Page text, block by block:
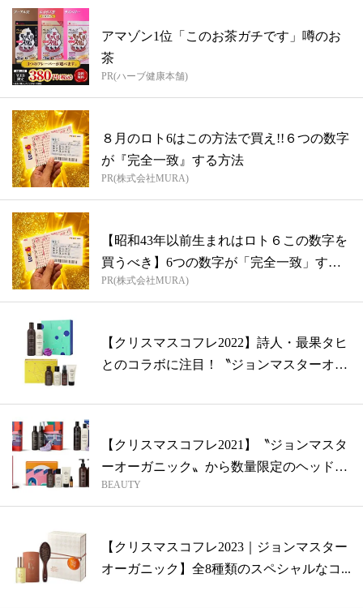
アマゾン1位「このお茶ガチです」噂のお
茶
PR(ハーブ健康本舗)
８月のロト6はこの方法で買え!!６つの数字
が『完全一致』する方法
PR(株式会社MURA)
【昭和43年以前生まれはロト６この数字を
買うべき】6つの数字が「完全一致」する
方...
PR(株式会社MURA)
【クリスマスコフレ2022】詩人・最果タヒ
とのコラボに注目！〝ジョンマスターオ
【クリスマスコフレ2021】〝ジョンマスタ
ーオーガニック〟から数量限定のヘッド
マ...
BEAUTY
【クリスマスコフレ2023｜ジョンマスター
オーガニック】全8種類のスペシャルなコ...